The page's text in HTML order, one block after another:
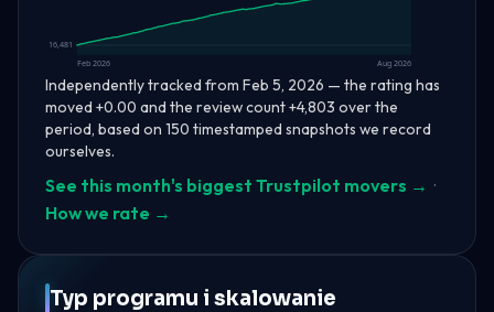
16,481
Feb 2026 Aug 2026
Independently tracked from Feb 5, 2026 — the rating has
moved +0.00 and the review count +4,803 over the
period, based on 150 timestamped snapshots we record
ourselves.
See this month's biggest Trustpilot movers → ·
How we rate →
Typ programu i skalowanie